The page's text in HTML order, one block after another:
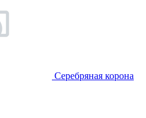
Серебряная корона